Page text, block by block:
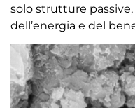
solo strutture
dell’energia e del